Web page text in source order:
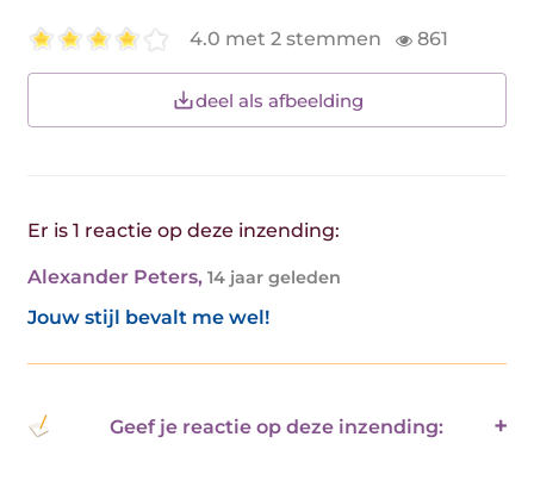
4.0 met 2 stemmen 861
deel als afbeelding
Er is 1 reactie op deze inzending:
Alexander Peters, 14 jaar geleden
Jouw stijl bevalt me wel!
Geef je reactie op deze inzending: